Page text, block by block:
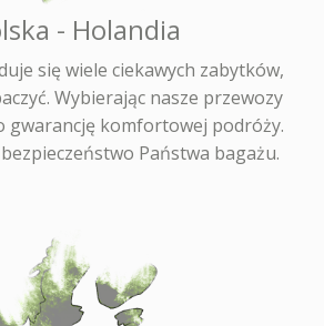
- Holandia
się wiele ciekawych zabytków,
Wybierając nasze przewozy
gwarancję komfortowej podróży.
Państwa bagażu.